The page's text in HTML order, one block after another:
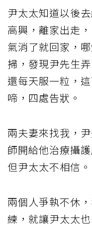
尹太太知道以後
高興，離家出走
氣消了就回家，
掃，發現尹先生
還每天服一粒，
啼，四處告狀。
兩夫妻來找我，
師開給他治療攝
但尹太太不相信。
兩個人爭執不休
練，就讓尹太太也